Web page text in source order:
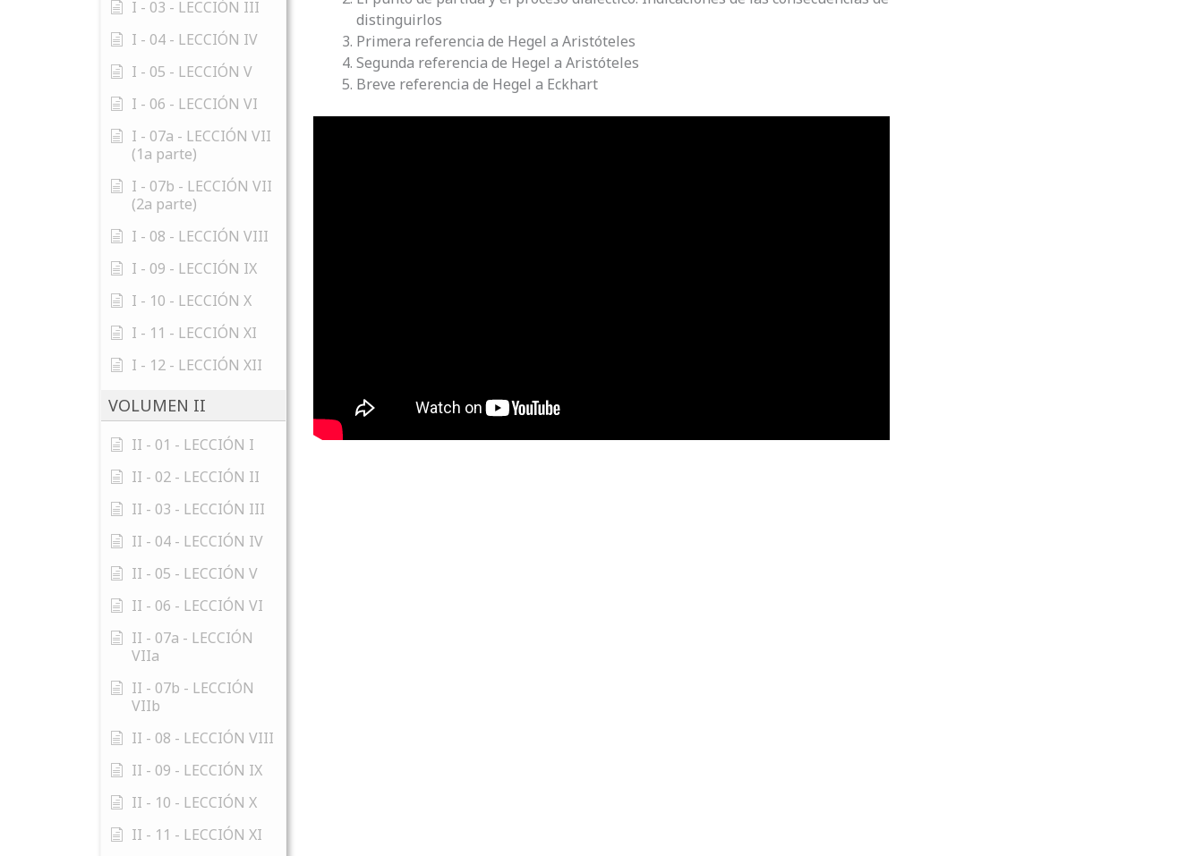
I - 03 - LECCIÓN III
I - 04 - LECCIÓN IV
I - 05 - LECCIÓN V
I - 06 - LECCIÓN VI
I - 07a - LECCIÓN VII
(1a parte)
I - 07b - LECCIÓN VII
(2a parte)
I - 08 - LECCIÓN VIII
I - 09 - LECCIÓN IX
I - 10 - LECCIÓN X
I - 11 - LECCIÓN XI
I - 12 - LECCIÓN XII
VOLUMEN II
II - 01 - LECCIÓN I
II - 02 - LECCIÓN II
II - 03 - LECCIÓN III
II - 04 - LECCIÓN IV
II - 05 - LECCIÓN V
II - 06 - LECCIÓN VI
II - 07a - LECCIÓN
VIIa
II - 07b - LECCIÓN
VIIb
II - 08 - LECCIÓN VIII
II - 09 - LECCIÓN IX
II - 10 - LECCIÓN X
II - 11 - LECCIÓN XI
distinguirlos
Primera referencia de Hegel a Aristóteles
Segunda referencia de Hegel a Aristóteles
Breve referencia de Hegel a Eckhart